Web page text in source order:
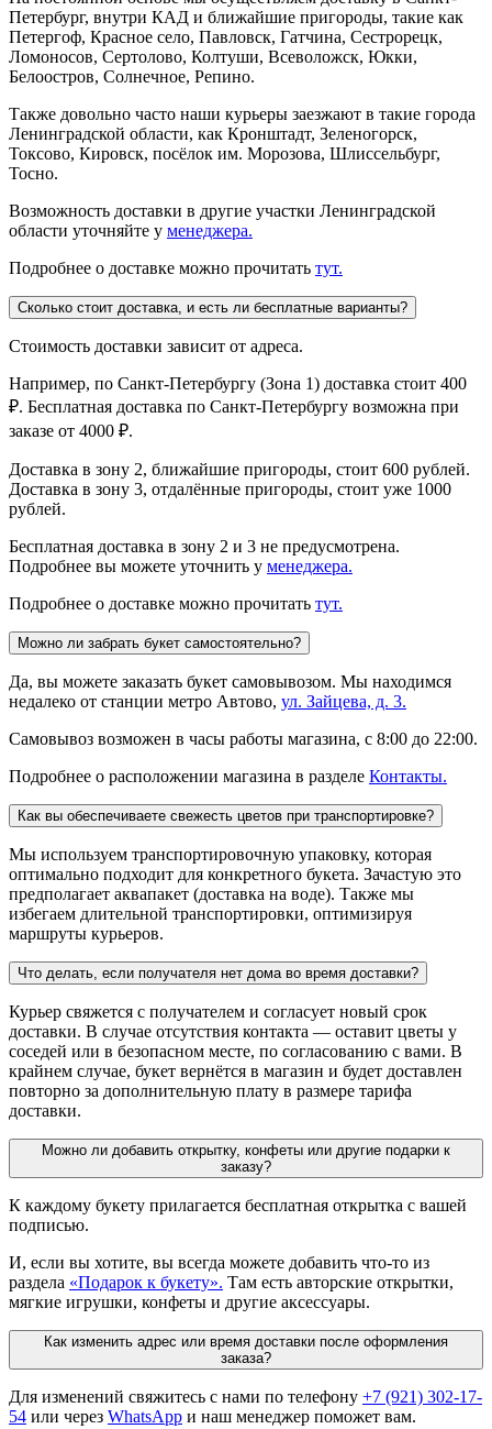
Петербург, внутри КАД и ближайшие пригороды, такие как
Петергоф, Красное село, Павловск, Гатчина, Сестрорецк,
Ломоносов, Сертолово, Колтуши, Всеволожск, Юкки,
Белоостров, Солнечное, Репино.
Также довольно часто наши курьеры заезжают в такие города
Ленинградской области, как Кронштадт, Зеленогорск,
Токсово, Кировск, посёлок им. Морозова, Шлиссельбург,
Тосно.
Возможность доставки в другие участки Ленинградской
области уточняйте у менеджера.
Подробнее о доставке можно прочитать тут.
Сколько стоит доставка, и есть ли бесплатные варианты?
Стоимость доставки зависит от адреса.
Например, по Санкт-Петербургу (Зона 1) доставка стоит 400
₽. Бесплатная доставка по Санкт-Петербургу возможна при
заказе от 4000 ₽.
Доставка в зону 2, ближайшие пригороды, стоит 600 рублей.
Доставка в зону 3, отдалённые пригороды, стоит уже 1000
рублей.
Бесплатная доставка в зону 2 и 3 не предусмотрена.
Подробнее вы можете уточнить у менеджера.
Подробнее о доставке можно прочитать тут.
Можно ли забрать букет самостоятельно?
Да, вы можете заказать букет самовывозом. Мы находимся
недалеко от станции метро Автово, ул. Зайцева, д. 3.
Самовывоз возможен в часы работы магазина, с 8:00 до 22:00.
Подробнее о расположении магазина в разделе Контакты.
Как вы обеспечиваете свежесть цветов при транспортировке?
Мы используем транспортировочную упаковку, которая
оптимально подходит для конкретного букета. Зачастую это
предполагает аквапакет (доставка на воде). Также мы
избегаем длительной транспортировки, оптимизируя
маршруты курьеров.
Что делать, если получателя нет дома во время доставки?
Курьер свяжется с получателем и согласует новый срок
доставки. В случае отсутствия контакта — оставит цветы у
соседей или в безопасном месте, по согласованию с вами. В
крайнем случае, букет вернётся в магазин и будет доставлен
повторно за дополнительную плату в размере тарифа
доставки.
Можно ли добавить открытку, конфеты или другие подарки к
заказу?
К каждому букету прилагается бесплатная открытка с вашей
подписью.
И, если вы хотите, вы всегда можете добавить что-то из
раздела «Подарок к букету». Там есть авторские открытки,
мягкие игрушки, конфеты и другие аксессуары.
Как изменить адрес или время доставки после оформления
заказа?
Для изменений свяжитесь с нами по телефону +7 (921) 302-17-
54 или через WhatsApp и наш менеджер поможет вам.